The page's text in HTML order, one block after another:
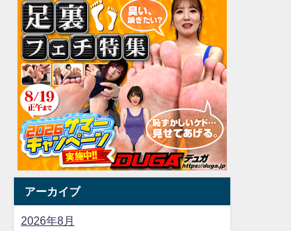
アーカイブ
2026年8月